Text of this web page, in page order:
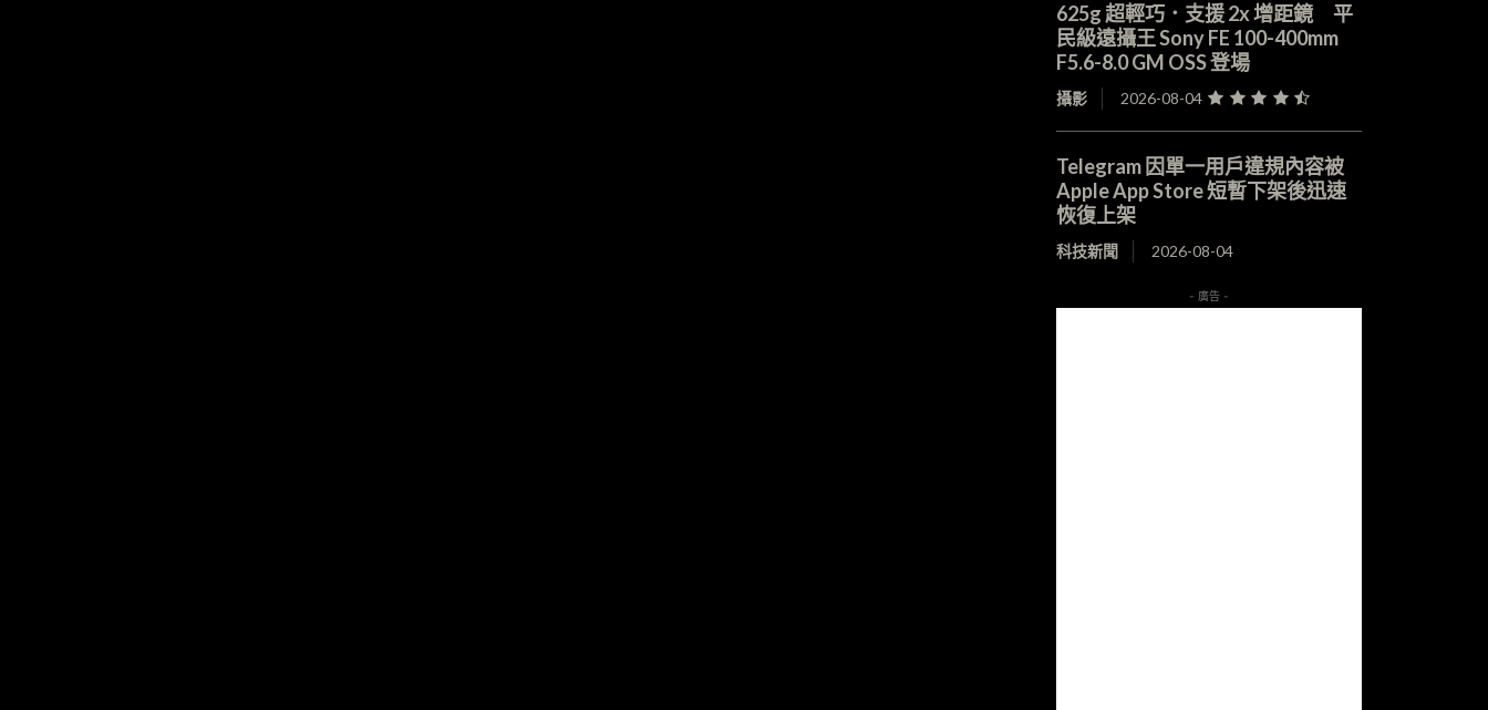
625g 超輕巧．支援 2x 增距鏡 平
民級遠攝王 Sony FE 100-400mm
F5.6-8.0 GM OSS 登場
攝影 2026-08-04
Telegram 因單一用戶違規內容被
Apple App Store 短暫下架後迅速
恢復上架
科技新聞 2026-08-04
- 廣告 -